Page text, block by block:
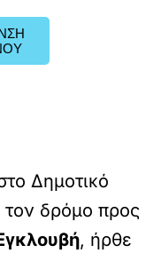
Δημοτικό
δρόμο προς
, ήρθε